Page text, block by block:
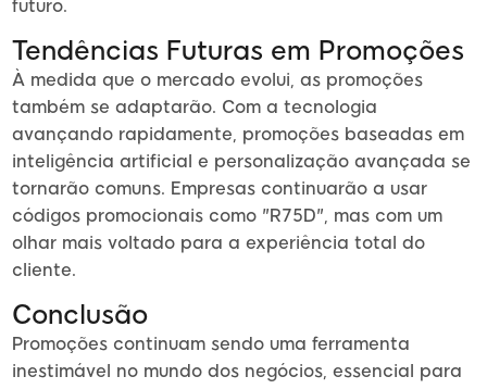
futuro.
Tendências Futuras em Promoções
À medida que o mercado evolui, as promoções
também se adaptarão. Com a tecnologia
avançando rapidamente, promoções baseadas em
inteligência artificial e personalização avançada se
tornarão comuns. Empresas continuarão a usar
códigos promocionais como "R75D", mas com um
olhar mais voltado para a experiência total do
cliente.
Conclusão
Promoções continuam sendo uma ferramenta
inestimável no mundo dos negócios, essencial para